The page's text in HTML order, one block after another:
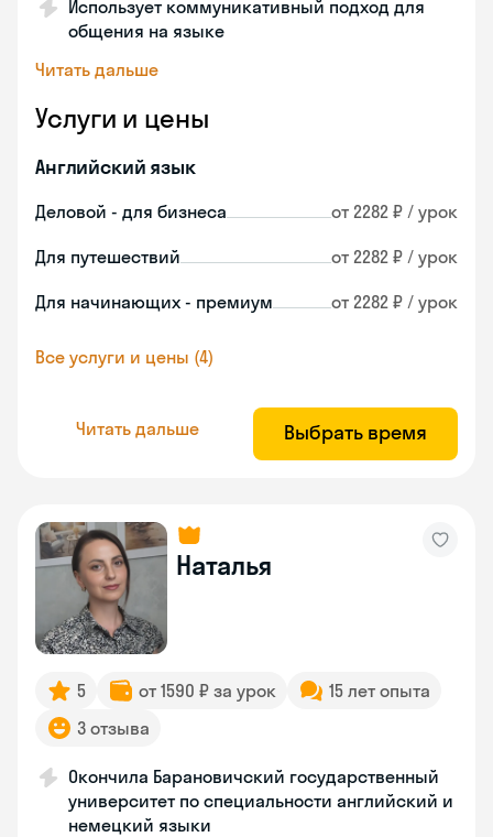
Использует коммуникативный подход для
общения на языке
Читать дальше
Услуги и цены
Английский язык
Деловой - для бизнеса от 2282 ₽ / урок
Для путешествий от 2282 ₽ / урок
Для начинающих - премиум от 2282 ₽ / урок
Все услуги и цены (4)
Читать дальше Выбрать время
Наталья
5 от 1590 ₽ за урок
15 лет опыта
3 отзыва
Окончила Барановичский государственный
университет по специальности английский и
немецкий языки